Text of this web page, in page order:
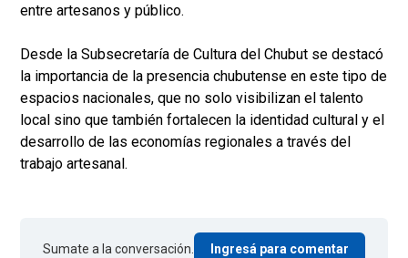
entre artesanos y público.
Desde la Subsecretaría de Cultura del Chubut se destacó
la importancia de la presencia chubutense en este tipo de
espacios nacionales, que no solo visibilizan el talento
local sino que también fortalecen la identidad cultural y el
desarrollo de las economías regionales a través del
trabajo artesanal.
Sumate a la conversación. Ingresá para comentar